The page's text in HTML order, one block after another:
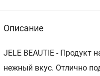
Описание
JELE BEAUTIE -
нежный вкус. Отлично